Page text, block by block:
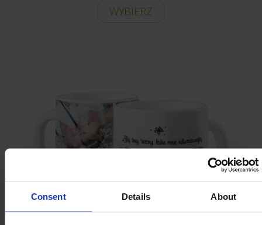
Consent Details About
WYBIERZ